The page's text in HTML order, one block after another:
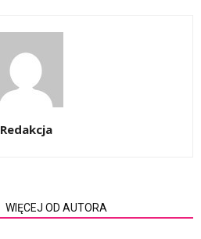
Redakcja
WIĘCEJ OD AUTORA